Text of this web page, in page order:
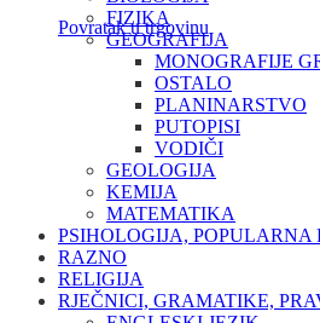
Povratak u trgovinu
FIZIKA
GEOGRAFIJA
MONOGRAFIJE
OSTALO
PLANINARSTVO
PUTOPISI
VODIČI
GEOLOGIJA
KEMIJA
MATEMATIKA
PSIHOLOGIJA,
RAZNO
RELIGIJA
RJEČNICI, GRAMATIKE,